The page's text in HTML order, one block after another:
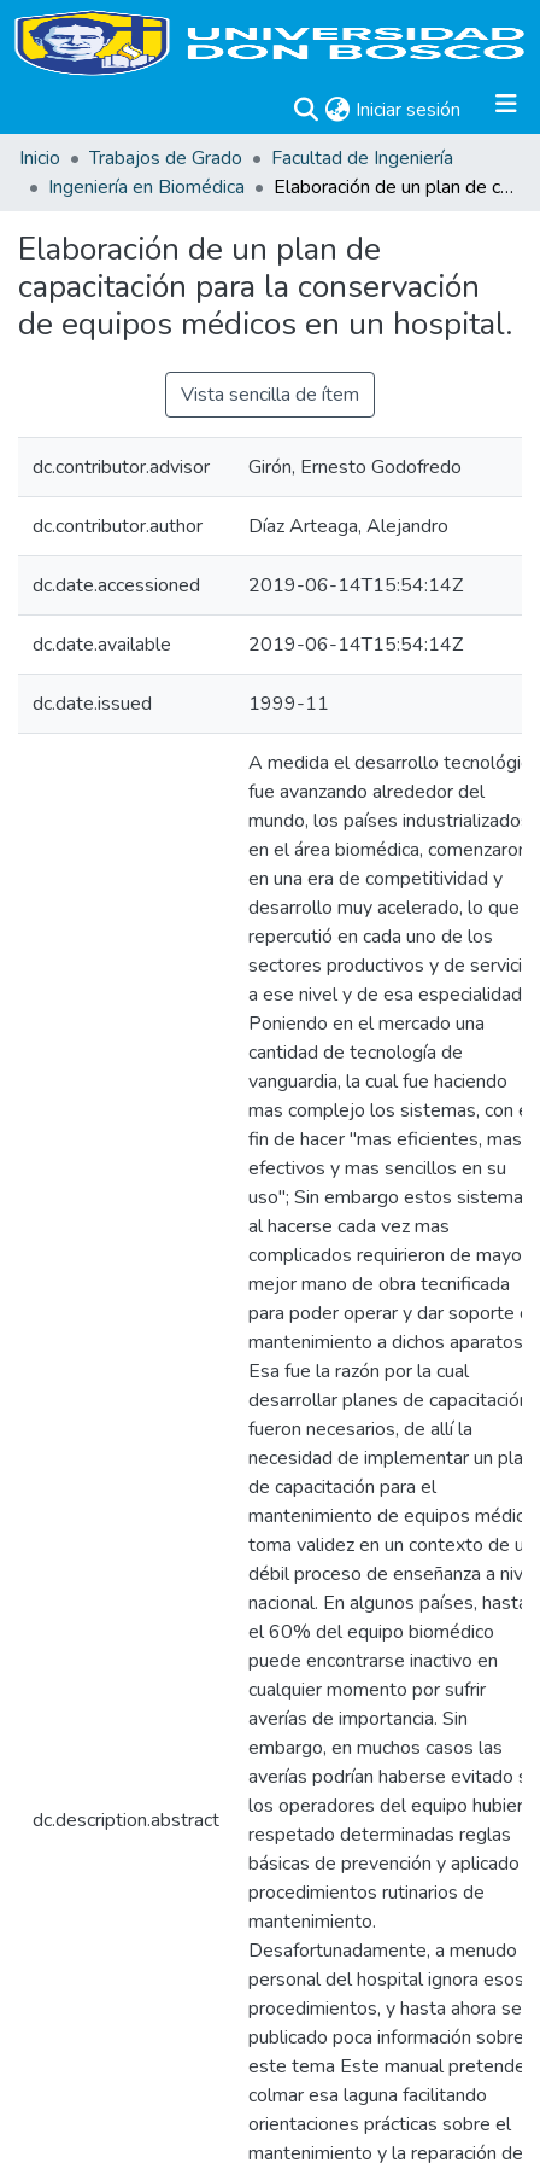
Iniciar sesión (current)
Inicio
Trabajos de Grado
Facultad de Ingeniería
Ingeniería en Biomédica
Elaboración de un plan de capacitación para la conservación de equipos médicos en un hospital.
Elaboración de un plan de
capacitación para la conservación
de equipos médicos en un hospital.
Vista sencilla de ítem
dc.contributor.advisor Girón, Ernesto Godofredo
dc.contributor.author Díaz Arteaga, Alejandro
dc.date.accessioned 2019-06-14T15:54:14Z
dc.date.available 2019-06-14T15:54:14Z
dc.date.issued 1999-11
dc.description.abstract
A medida el desarrollo tecnológico
fue avanzando alrededor del
mundo, los países industrializados
en el área biomédica, comenzaron
en una era de competitividad y
desarrollo muy acelerado, lo que
repercutió en cada uno de los
sectores productivos y de servicio
a ese nivel y de esa especialidad.
Poniendo en el mercado una
cantidad de tecnología de
vanguardia, la cual fue haciendo
mas complejo los sistemas, con el
fin de hacer "mas eficientes, mas
efectivos y mas sencillos en su
uso"; Sin embargo estos sistemas
al hacerse cada vez mas
complicados requirieron de mayor
mejor mano de obra tecnificada
para poder operar y dar soporte de
mantenimiento a dichos aparatos.
Esa fue la razón por la cual
desarrollar planes de capacitación
fueron necesarios, de allí la
necesidad de implementar un plan
de capacitación para el
mantenimiento de equipos
toma validez en un contexto de un
débil proceso de enseñanza a nivel
nacional. En algunos países, hasta
el 60% del equipo biomédico
puede encontrarse inactivo en
cualquier momento por sufrir
averías de importancia. Sin
embargo, en muchos casos las
averías podrían haberse evitado si
los operadores del equipo
respetado determinadas reglas
básicas de prevención y aplicado
procedimientos rutinarios de
mantenimiento.
Desafortunadamente, a menudo el
personal del hospital ignora esos
procedimientos, y hasta ahora se
publicado poca información sobre
este tema Este manual pretende
colmar esa laguna facilitando
orientaciones prácticas sobre el
mantenimiento y la reparación de 8